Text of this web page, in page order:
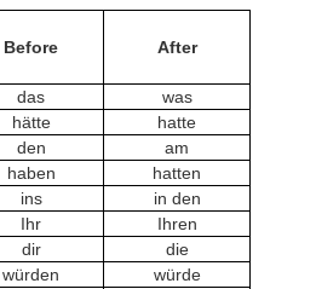
Before After
das
was
hätte
hatte
den
am
haben
hatten
ins
in den
Ihr
Ihren
dir
die
würden
würde